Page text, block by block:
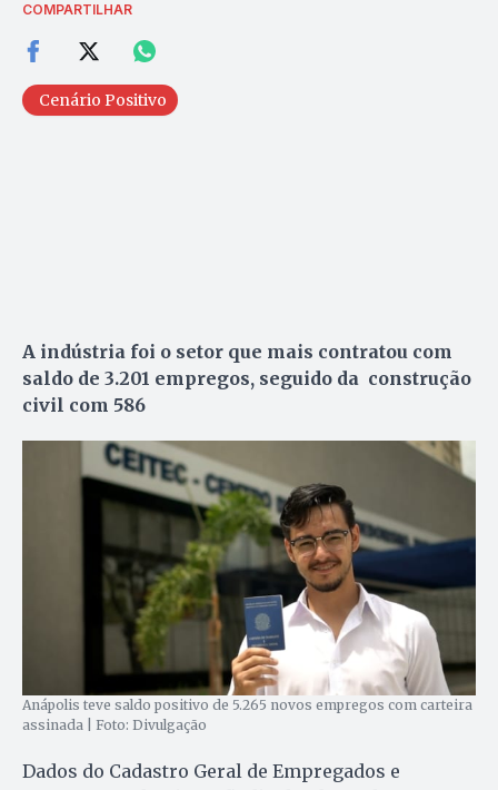
COMPARTILHAR
Cenário Positivo
A indústria foi o setor que mais contratou com
saldo de 3.201 empregos, seguido da construção
civil com 586
Anápolis teve saldo positivo de 5.265 novos empregos com carteira
assinada | Foto: Divulgação
Dados do Cadastro Geral de Empregados e